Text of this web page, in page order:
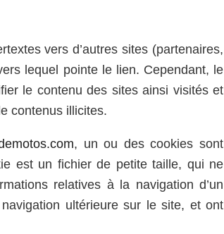
vers d’autres sites (partenaires,
lequel pointe le lien. Cependant, le
le contenu des sites ainsi visités et
contenus illicites.
, un ou des cookies sont
est un fichier de petite taille, qui ne
relatives à la navigation d’un
ultérieure sur le site, et ont